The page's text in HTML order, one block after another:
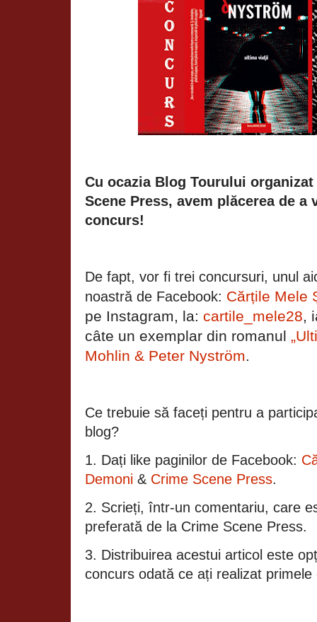
Cu ocazia Blog Tourului
Scene Press, avem plăcerea de a
concurs!
De fapt, vor fi trei concursuri, unul
noastră de Facebook: Cărțile Mele
pe Instagram, la: cartile_mele28,
câte un exemplar din romanul
Mohlin & Peter Nyström.
Ce trebuie să faceți pentru a
blog?
1. Dați like paginilor de Facebook:
Demoni & Crime Scene Press.
2. Scrieți, într-un comentariu, care
preferată de la Crime Scene Press.
3. Distribuirea acestui articol este
concurs odată ce ați realizat